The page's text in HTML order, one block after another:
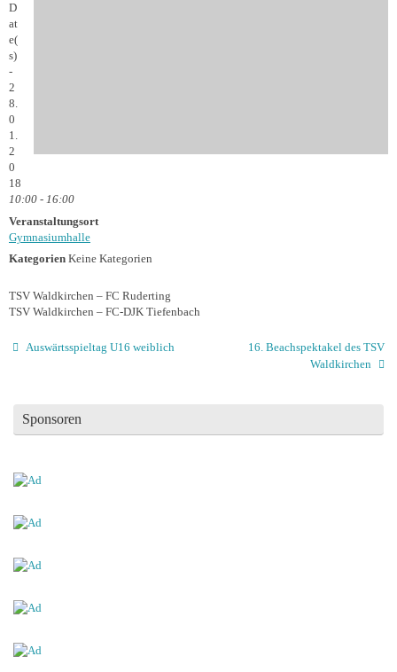
D
at
e(
s)
-
2
8.
0
1.
2
0
18
10:00 - 16:00
Veranstaltungsort
Gymnasiumhalle
Kategorien Keine Kategorien
TSV Waldkirchen – FC Ruderting
TSV Waldkirchen – FC-DJK Tiefenbach
Auswärtsspieltag U16 weiblich
16. Beachspektakel des TSV
Waldkirchen
Sponsoren